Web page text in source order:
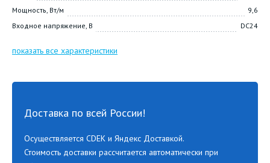
Мощность, Вт/м
9,6
Входное напряжение, В
DC24
показать все характеристики
Доставка по всей России!
Осуществляется CDEK и Яндекс Доставкой.
Стоимость доставки рассчитается автоматически при